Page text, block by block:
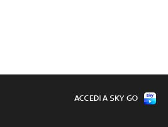
ACCEDI A SKY GO